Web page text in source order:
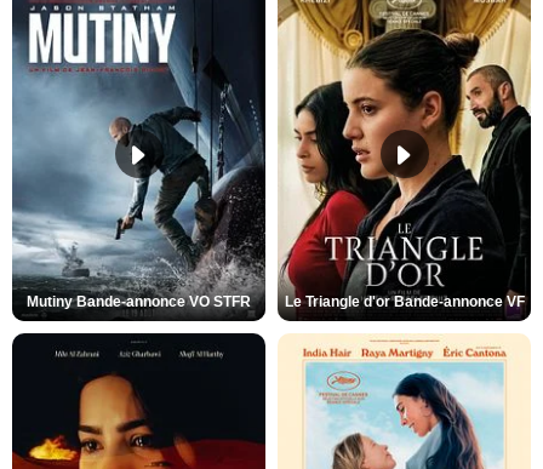
Mutiny Bande-annonce VO STFR Le Triangle d'or Bande-annonce VF